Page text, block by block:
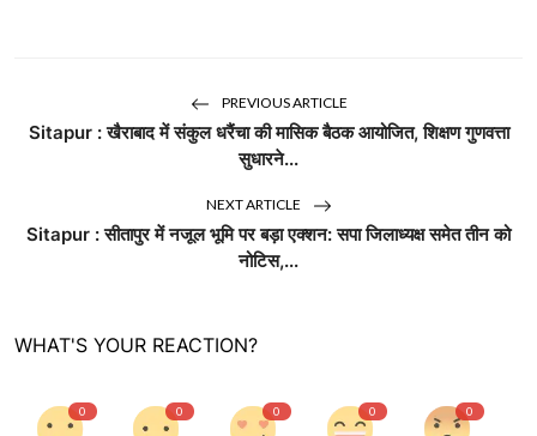
PREVIOUS ARTICLE
Sitapur : खैराबाद में संकुल धरैंचा की मासिक बैठक आयोजित, शिक्षण गुणवत्ता
सुधारने...
NEXT ARTICLE
Sitapur : सीतापुर में नजूल भूमि पर बड़ा एक्शन: सपा जिलाध्यक्ष समेत तीन को
नोटिस,...
WHAT'S YOUR REACTION?
0 0 0 0 0